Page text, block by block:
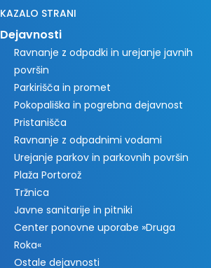
KAZALO STRANI
Dejavnosti
Ravnanje z odpadki in urejanje javnih
površin
Parkirišča in promet
Pokopališka in pogrebna dejavnost
Pristanišča
Ravnanje z odpadnimi vodami
Urejanje parkov in parkovnih površin
Plaža Portorož
Tržnica
Javne sanitarije in pitniki
Center ponovne uporabe »Druga
Roka«
Ostale dejavnosti